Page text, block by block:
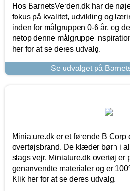
Hos BarnetsVerden.dk har de
fokus på kvalitet, udvikling og
inden for målgruppen 0-6 år, og
netop denne målgruppe
her for at se deres udvalg.
Se udvalget på
Miniature.dk er et førende B Corp
overtøjsbrand. De klæder børn i
slags vejr. Miniature.dk overtøj er
genanvendte materialer og er
Klik her for at se deres udvalg.